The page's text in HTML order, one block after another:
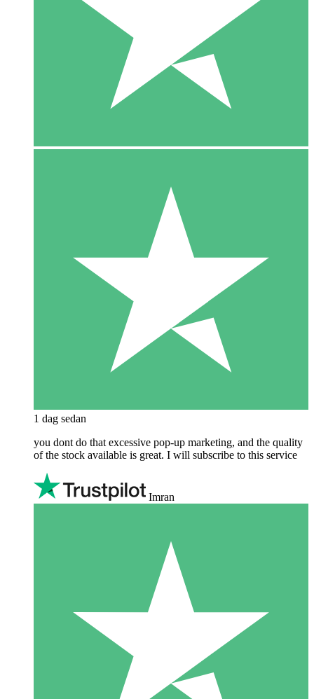
1 dag sedan
you dont do that excessive pop-up marketing, and the quality
of the stock available is great. I will subscribe to this service
Imran